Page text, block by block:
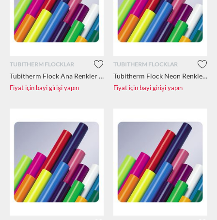
TUBITHERM FLOCKLAR
Tubitherm Flock Ana Renkler 12.5 m2 (50cm x 25m)
Fiyat için bayi girişi yapın
TUBITHERM FLOCKLAR
Tubitherm Flock Neon Renkler 1 m2 (50cm x 2m)
Fiyat için bayi girişi yapın